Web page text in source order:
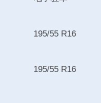
195/55 R16
195/55 R16